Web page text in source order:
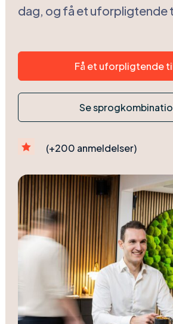
dag, og få et uforpligtende
Få et uforpligtende
Se
 (+200 anmeldelser)